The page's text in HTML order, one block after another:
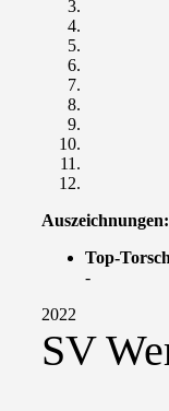
Auszeichnungen:
Top-
-
2022
SV